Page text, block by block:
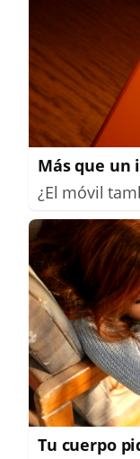
Más que un
¿El móvil
Tu cuerpo